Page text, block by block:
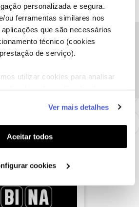
personalizada e segura.
ou ferramentas similares nos
que são necessários
técnico (cookies
de serviço).
utilizar cookies para analisar
de personalização e
anúncios aos seus interesses
personalizada). Pode gerir a
clicando em "Configurar
Ver mais detalhes
Aceitar todos
cookies
informação relevante. Marque
e faça "Like" nos melhores comentários.